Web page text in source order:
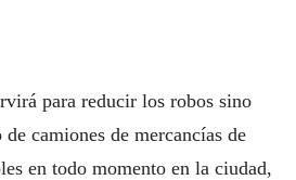
para reducir los robos sino
camiones de mercancías de
en todo momento en la ciudad,